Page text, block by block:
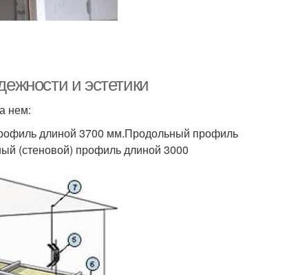
и эстетики
нем:
длиной 3700 мм.Продольный профиль
(стеновой) профиль длиной 3000